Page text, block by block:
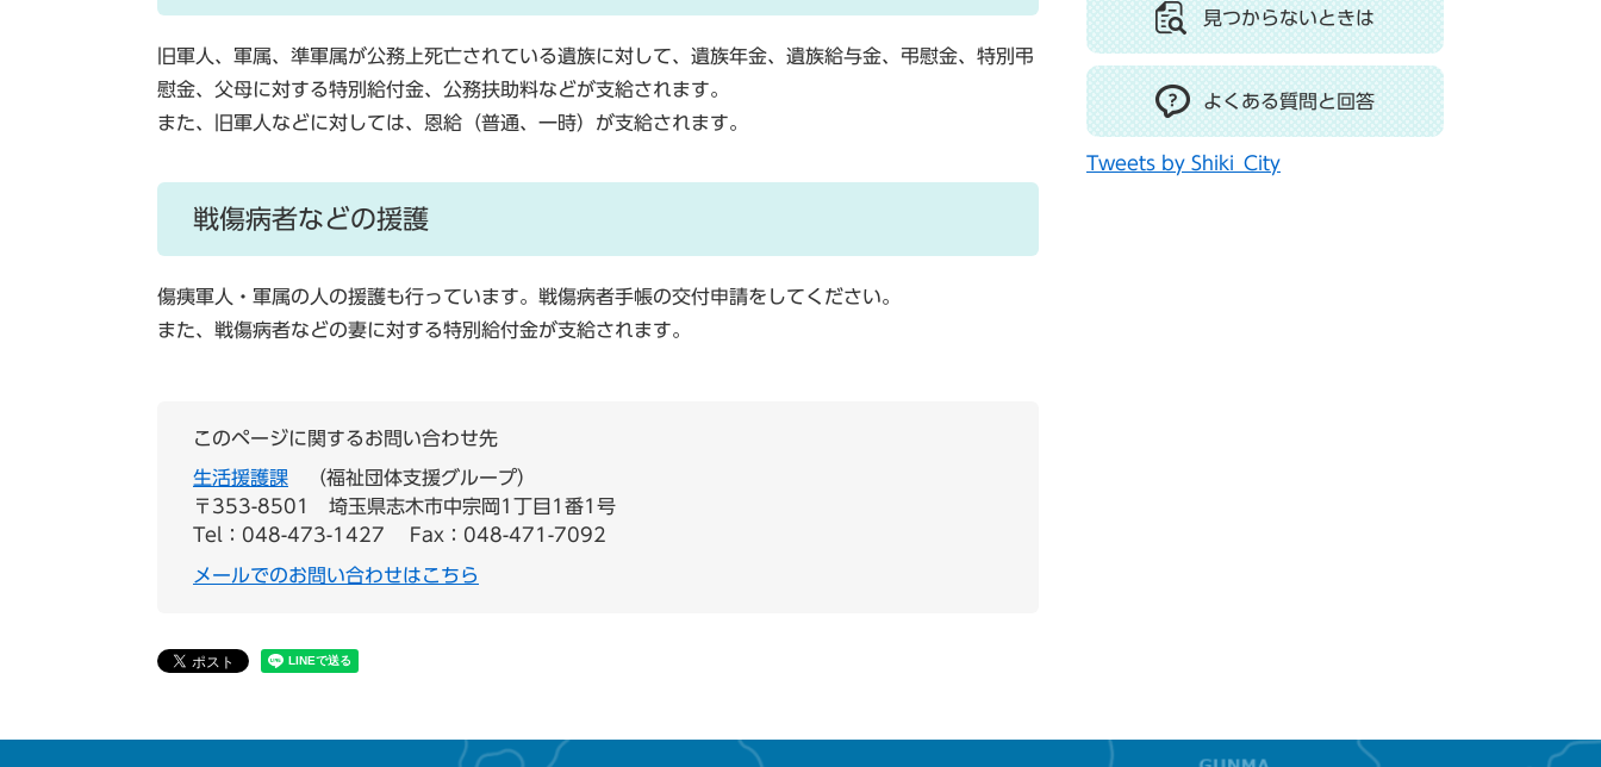
旧軍人、軍属、準軍属が公務上死亡されている遺族に対して、遺族年金、遺族給与金、弔慰金、特別弔
慰金、父母に対する特別給付金、公務扶助料などが支給されます。
また、旧軍人などに対しては、恩給（普通、一時）が支給されます。
戦傷病者などの援護
傷痍軍人・軍属の人の援護も行っています。戦傷病者手帳の交付申請をしてください。
また、戦傷病者などの妻に対する特別給付金が支給されます。
このページに関するお問い合わせ先
生活援護課
福祉団体支援グループ
〒353-8501
埼玉県志木市中宗岡1丁目1番1号
Tel：048-473-1427
Fax：048-471-7092
メールでのお問い合わせはこちら
見つからないときは
よくある質問と回答
Tweets by Shiki_City